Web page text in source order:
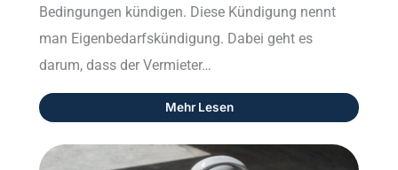
Bedingungen kündigen. Diese Kündigung nennt
man Eigenbedarfskündigung. Dabei geht es
darum, dass der Vermieter…
Mehr Lesen